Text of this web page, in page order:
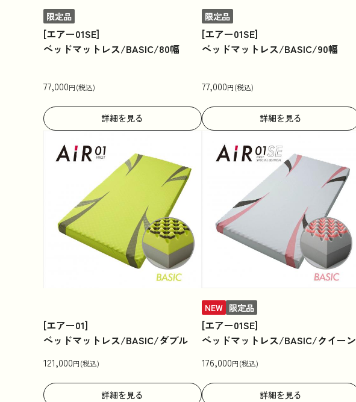
限定品
[エアー01SE]
ベッドマットレス/BASIC/80幅
77,000円(税込)
詳細を見る
限定品
[エアー01SE]
ベッドマットレス/BASIC/90幅
77,000円(税込)
詳細を見る
[エアー01]
ベッドマットレス/BASIC/ダブル
121,000円(税込)
詳細を見る
NEW 限定品
[エアー01SE]
ベッドマットレス/BASIC/クイーン
176,000円(税込)
詳細を見る